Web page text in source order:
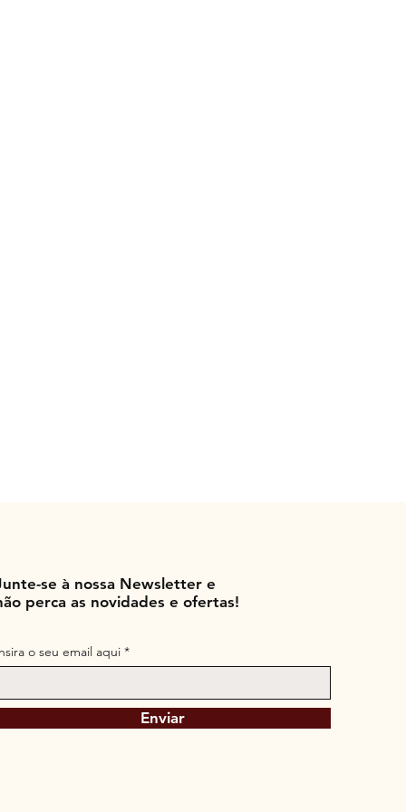
se à nossa Newsletter e
perca as novidades e ofertas!
o seu email aqui
Enviar